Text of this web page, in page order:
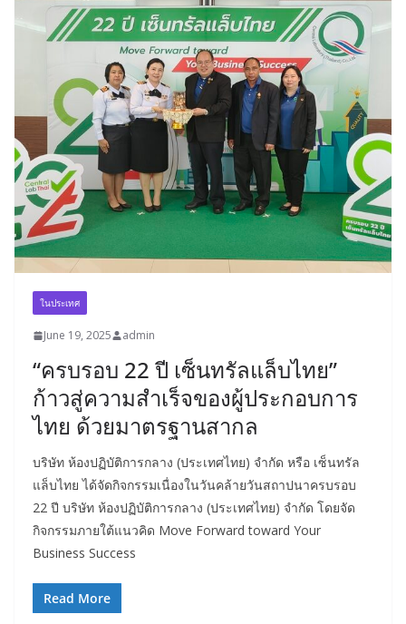
ในประเทศ
June 19, 2025 admin
“ครบรอบ 22 ปี เซ็นทรัลแล็บไทย”
ก้าวสู่ความสำเร็จของผู้ประกอบการ
ไทย ด้วยมาตรฐานสากล
บริษัท ห้องปฏิบัติการกลาง (ประเทศไทย) จำกัด หรือ เซ็นทรัล
แล็บไทย ได้จัดกิจกรรมเนื่องในวันคล้ายวันสถาปนาครบรอบ
22 ปี บริษัท ห้องปฏิบัติการกลาง (ประเทศไทย) จำกัด โดยจัด
กิจกรรมภายใต้แนวคิด Move Forward toward Your
Business Success
Read More